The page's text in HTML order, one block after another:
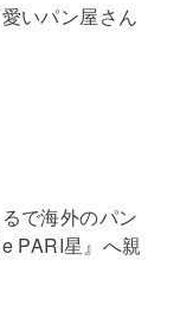
いパン屋さん
で海外のパン
PARI星』へ親